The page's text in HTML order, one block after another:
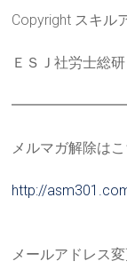
Copyright スキル
ＥＳＪ社労士総
メルマガ解除は
http://
メールアドレス